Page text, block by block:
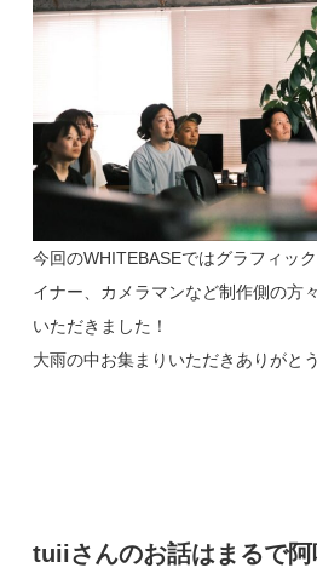
今回のWHITEBASEではグラフィッ
イナー、カメラマンなど制作側の方
いただきました！
大雨の中お集まりいただきありがと
tuiiさんのお話はまるで阿